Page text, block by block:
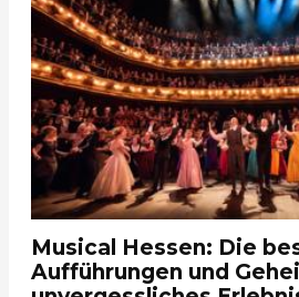
Musical Hessen: Die
Aufführungen und